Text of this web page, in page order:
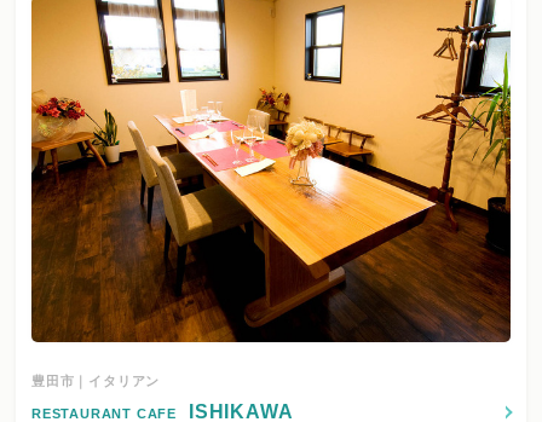
豊田市｜イタリアン
RESTAURANT CAFE ISHIKAWA